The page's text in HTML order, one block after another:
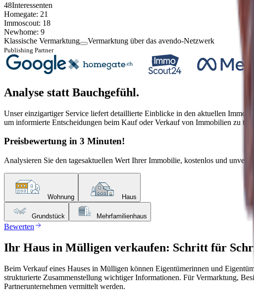
48Interessenten
Homegate: 21
Immoscout: 18
Newhome: 9
Klassische Vermarktung
Vermarktung über das avendo-Netzwerk
Publishing Partner
Analyse statt Bauchgefühl.
Unser einzigartiger Service liefert detaillierte Einblicke in den aktuellen
um informierte Entscheidungen beim Kauf oder Verkauf von Immobilien zu
Preisbewertung in 3 Minuten!
Analysieren Sie den tagesaktuellen Wert Ihrer Immobilie, kostenlos und
Wohnung Haus
Grundstück Mehrfamilienhaus
Bewerten
Ihr Haus in Mülligen verkaufen: Schritt für
Beim Verkauf eines Hauses in Mülligen können Eigentümerinnen und
strukturierte Zusammenstellung wichtiger Informationen. Für Vermarktung,
Partnerunternehmen vermittelt werden.